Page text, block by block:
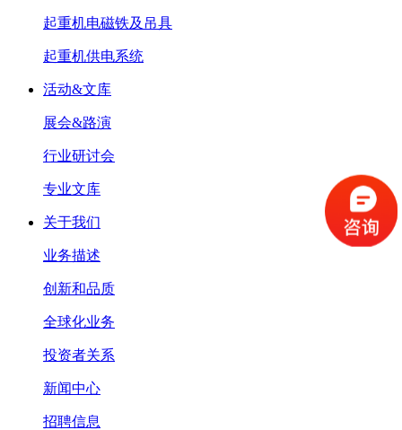
起重机电磁铁及吊具
起重机供电系统
活动&文库
展会&路演
行业研讨会
专业文库
关于我们
业务描述
创新和品质
全球化业务
投资者关系
新闻中心
招聘信息